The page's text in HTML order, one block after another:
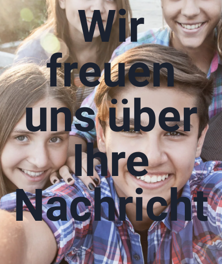
Wir
freuen
uns über
Ihre
Nachricht